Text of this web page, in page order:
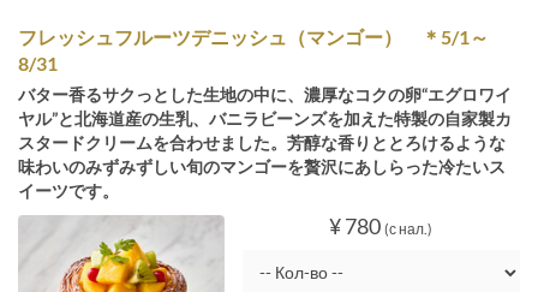
フレッシュフルーツデニッシュ（マンゴー） ＊5/1～
8/31
バター香るサクっとした生地の中に、濃厚なコクの卵“エグロワイ
ヤル”と北海道産の生乳、バニラビーンズを加えた特製の自家製カ
スタードクリームを合わせました。芳醇な香りととろけるような
味わいのみずみずしい旬のマンゴーを贅沢にあしらった冷たいス
イーツです。
¥ 780 (с нал.)